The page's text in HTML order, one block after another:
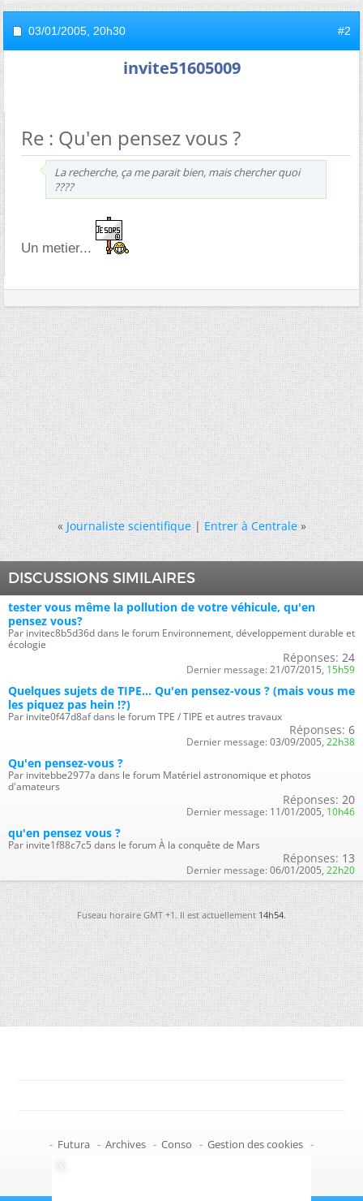
03/01/2005, 20h30 #2
invite51605009
Re : Qu'en pensez vous ?
La recherche, ça me parait bien, mais chercher quoi
????
Un metier...
« Journaliste scientifique|Entrer à Centrale »
DISCUSSIONS SIMILAIRES
tester vous même la pollution de votre véhicule, qu'en
pensez vous?
Par invitec8b5d36d dans le forum Environnement, développement durable et
écologie
Réponses: 24
Dernier message: 21/07/2015, 15h59
Quelques sujets de TIPE... Qu'en pensez-vous ? (mais vous me
les piquez pas hein !?)
Par invite0f47d8af dans le forum TPE / TIPE et autres travaux
Réponses: 6
Dernier message: 03/09/2005, 22h38
Qu'en pensez-vous ?
Par invitebbe2977a dans le forum Matériel astronomique et photos
d'amateurs
Réponses: 20
Dernier message: 11/01/2005, 10h46
qu'en pensez vous ?
Par invite1f88c7c5 dans le forum À la conquête de Mars
Réponses: 13
Dernier message: 06/01/2005, 22h20
Fuseau horaire GMT +1. Il est actuellement14h54.
- Futura - Archives - Conso - Gestion des cookies -